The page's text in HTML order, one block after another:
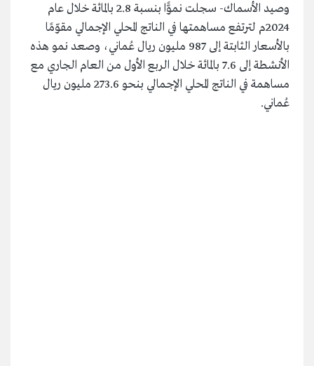
وصيد الأسماك- سجلت نموًّا بنسبة 2.8 بالمائة خلال عام
2024م لترتفع مساهمتها في الناتج المحلي الإجمالي مقوّمًا
بالأسعار الثابتة إلى 987 مليون ريال عُماني، وصعد نمو هذه
الأنشطة إلى 7.6 بالمائة خلال الربع الأول من العام الجاري مع
مساهمة في الناتج المحلي الإجمالي بنحو 273.6 مليون ريال
عُماني.